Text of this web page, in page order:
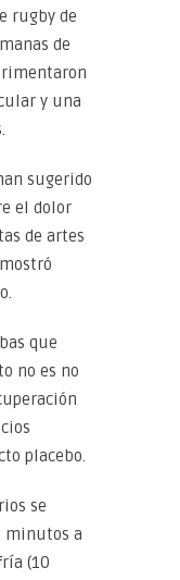
rugby de
de
y una
sugerido
el dolor
de artes
que
no es no
placebo.
se
minutos a
(10